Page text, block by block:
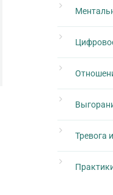
Тревога